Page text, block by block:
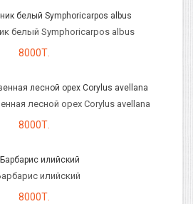
белый Symphoricarpos albus
8000Т.
лесной орех Corylus avellana
8000Т.
илийский
8000Т.